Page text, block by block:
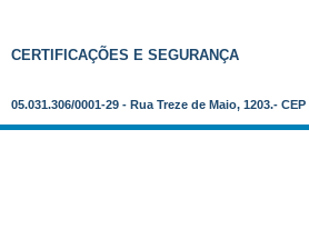
CERTIFICAÇÕES E SEGURANÇA
05.031.306/0001-29 - Rua Treze de Maio, 1203.-